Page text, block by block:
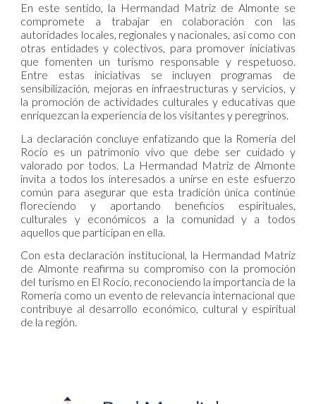
En este sentido, la Hermandad Matriz de Almonte se
compromete a trabajar en colaboración con las
autoridades locales, regionales y nacionales, así como con
otras entidades y colectivos, para promover iniciativas
que fomenten un turismo responsable y respetuoso.
Entre estas iniciativas se incluyen programas de
sensibilización, mejoras en infraestructuras y servicios, y
la promoción de actividades culturales y educativas que
enriquezcan la experiencia de los visitantes y peregrinos.
La declaración concluye enfatizando que la Romería del
Rocío es un patrimonio vivo que debe ser cuidado y
valorado por todos. La Hermandad Matriz de Almonte
invita a todos los interesados a unirse en este esfuerzo
común para asegurar que esta tradición única continúe
floreciendo y aportando beneficios espirituales,
culturales y económicos a la comunidad y a todos
aquellos que participan en ella.
Con esta declaración institucional, la Hermandad Matriz
de Almonte reafirma su compromiso con la promoción
del turismo en El Rocío, reconociendo la importancia de la
Romería como un evento de relevancia internacional que
contribuye al desarrollo económico, cultural y espiritual
de la región.